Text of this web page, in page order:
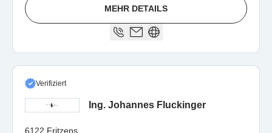
MEHR DETAILS
Verifiziert
Ing. Johannes Fluckinger
6122 Fritzens